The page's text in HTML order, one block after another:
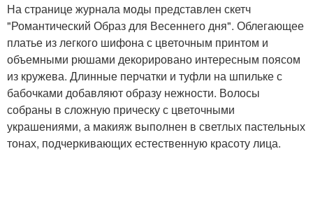
На странице журнала моды представлен скетч
"Романтический Образ для Весеннего дня". Облегающее
платье из легкого шифона с цветочным принтом и
объемными рюшами декорировано интересным поясом
из кружева. Длинные перчатки и туфли на шпильке с
бабочками добавляют образу нежности. Волосы
собраны в сложную прическу с цветочными
украшениями, а макияж выполнен в светлых пастельных
тонах, подчеркивающих естественную красоту лица.